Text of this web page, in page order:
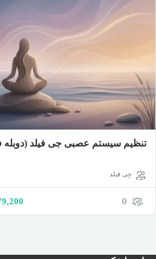
تنظیم سیستم عصبی جی فیلد (دوبله
جِی فیلد
0